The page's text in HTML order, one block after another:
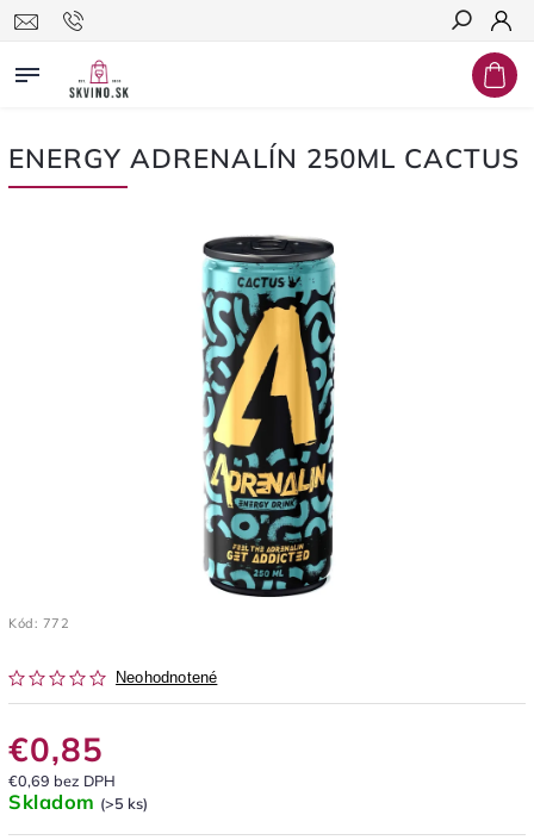
Hľadať
ENERGY ADRENALÍN 250ML CACTUS
Kód: 772
Neohodnotené
€0,85
€0,69 bez DPH
Skladom (>5 ks)